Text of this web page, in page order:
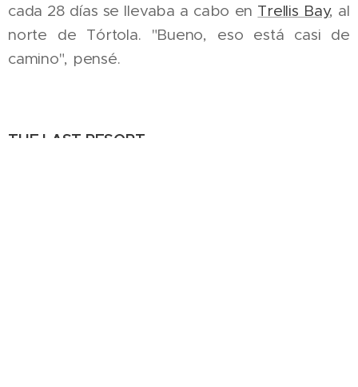
cada 28 días se llevaba a cabo en Trellis Bay, al
norte de Tórtola. "Bueno, eso está casi de
camino", pensé.
THE LAST RESORT